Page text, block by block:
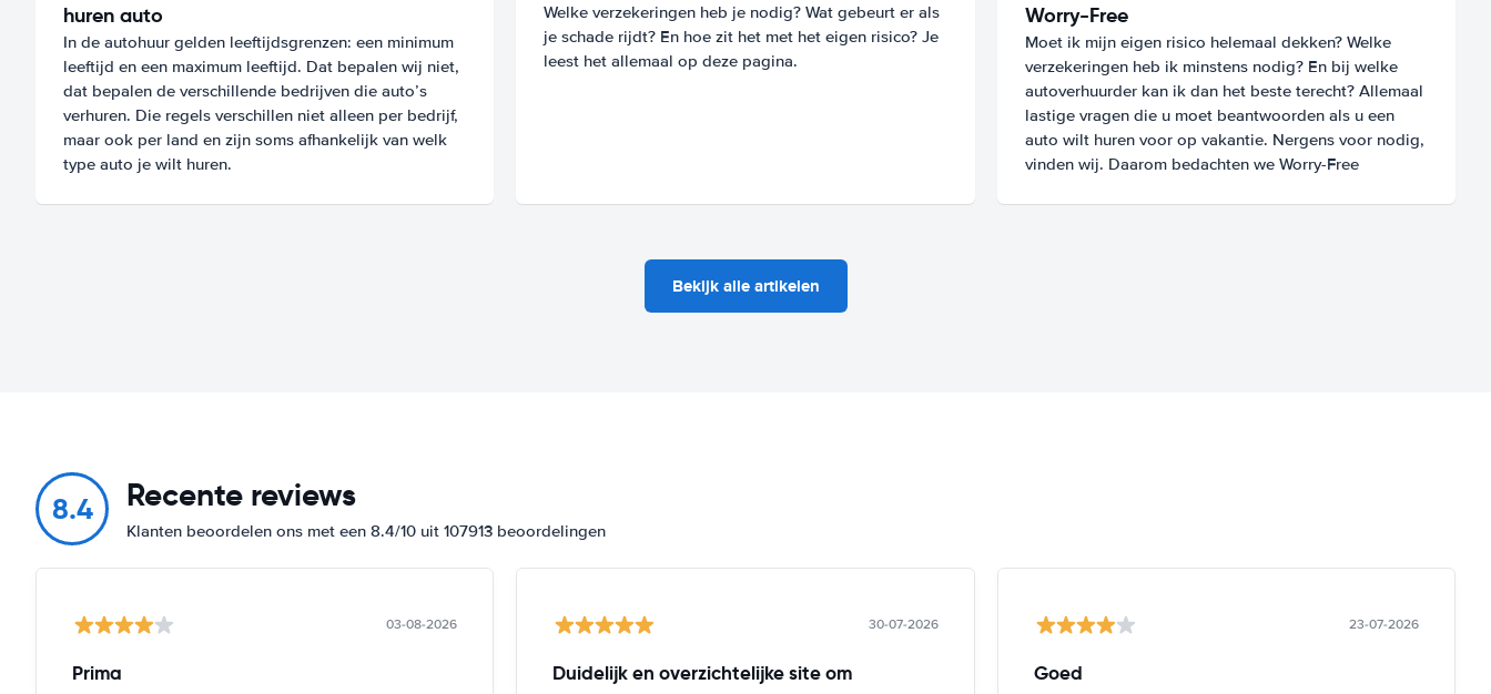
huren auto
In de autohuur gelden leeftijdsgrenzen: een minimum
leeftijd en een maximum leeftijd. Dat bepalen wij niet,
dat bepalen de verschillende bedrijven die auto’s
verhuren. Die regels verschillen niet alleen per bedrijf,
maar ook per land en zijn soms afhankelijk van welk
type auto je wilt huren.
Welke verzekeringen heb je nodig? Wat gebeurt er als
je schade rijdt? En hoe zit het met het eigen risico? Je
leest het allemaal op deze pagina.
Worry-Free
Moet ik mijn eigen risico helemaal dekken? Welke
verzekeringen heb ik minstens nodig? En bij welke
autoverhuurder kan ik dan het beste terecht? Allemaal
lastige vragen die u moet beantwoorden als u een
auto wilt huren voor op vakantie. Nergens voor nodig,
vinden wij. Daarom bedachten we Worry-Free
Bekijk alle artikelen
8.4 Recente reviews
Klanten beoordelen ons met een 8.4/10 uit 107913 beoordelingen
03-08-2026
Prima
30-07-2026
Duidelijk en overzichtelijke site om
23-07-2026
Goed